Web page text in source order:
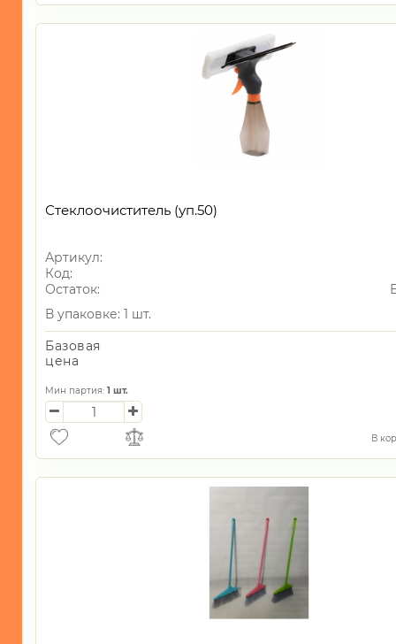
Стеклоочиститель (уп.50)
Артикул:
Код:
Остаток:
В упаковке: 1 шт.
Базовая
цена
Мин партия: 1 шт.
В